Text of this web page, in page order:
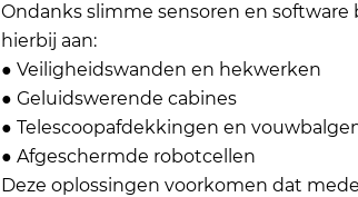
Ondanks slimme sensoren en
hierbij aan:
● Veiligheidswanden en hekwerken
●Geluidswerende cabines
●Telescoopafdekkingen en
● Afgeschermde robotcellen
Deze oplossingen voorkomen dat